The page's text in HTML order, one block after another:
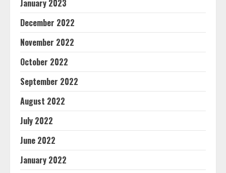
January 2023
December 2022
November 2022
October 2022
September 2022
August 2022
July 2022
June 2022
January 2022